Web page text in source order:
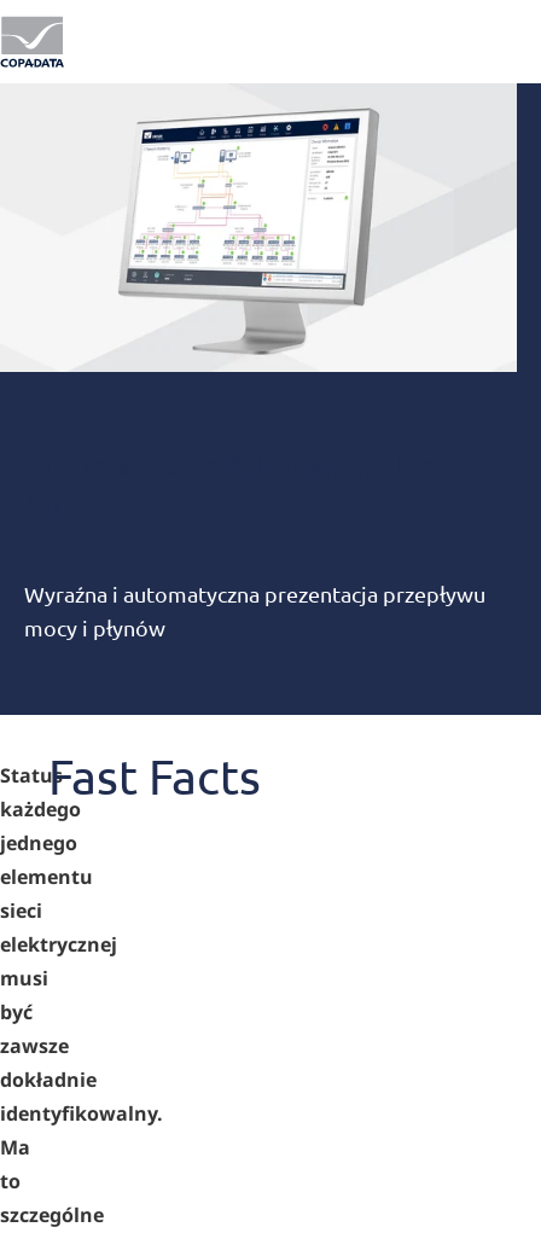
Wyraźna i automatyczna prezentacja przepływu
mocy i płynów
Status
każdego
jednego
elementu
sieci
elektrycznej
musi
być
zawsze
dokładnie
identyfikowalny.
Ma
to
szczególne
Fast Facts